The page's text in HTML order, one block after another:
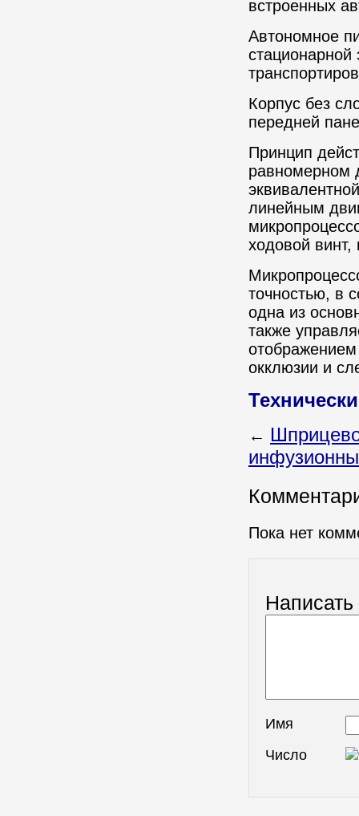
встроенных
Автономное
стационарной
Корпус без
передней
Принцип
равномерном
линейным
ходовой винт,
точностью, в
одна из
также
окклюзии и
←
Пока нет
Имя
Число